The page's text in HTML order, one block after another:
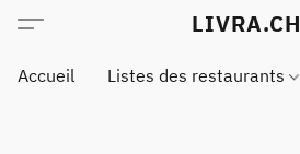
LIVRA.CH
Accueil Listes des restaurants